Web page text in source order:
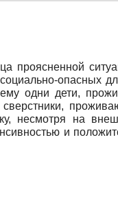
проясненной
опасных
одни дети,
несмотря на
и